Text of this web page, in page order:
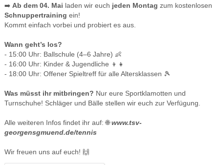
➡️ Ab dem 04. Mai laden wir euch jeden Montag zum kostenlosen
Schnuppertraining ein!
Kommt einfach vorbei und probiert es aus.
Wann geht’s los?
- 15:00 Uhr: Ballschule (4–6 Jahre) 👶
- 16:00 Uhr: Kinder & Jugendliche 👦👧
- 18:00 Uhr: Offener Spieltreff für alle Altersklassen 🎾
Was müsst ihr mitbringen? Nur eure Sportklamotten und
Turnschuhe! Schläger und Bälle stellen wir euch zur Verfügung.
Alle weiteren Infos findet ihr auf: 🌐www.tsv-
georgensgmuend.de/tennis
Wir freuen uns auf euch! 🙌